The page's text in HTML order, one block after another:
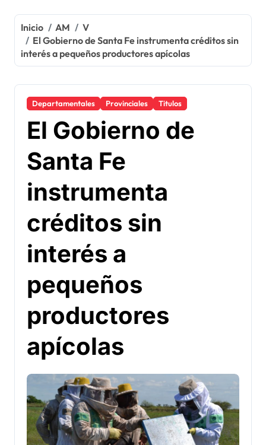
Inicio AM
V
El Gobierno de Santa Fe instrumenta créditos sin
interés a pequeños productores apícolas
Departamentales Provinciales Titulos
El Gobierno de
Santa Fe
instrumenta
créditos sin
interés a
pequeños
productores
apícolas